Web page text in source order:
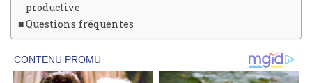
productive
Questions fréquentes